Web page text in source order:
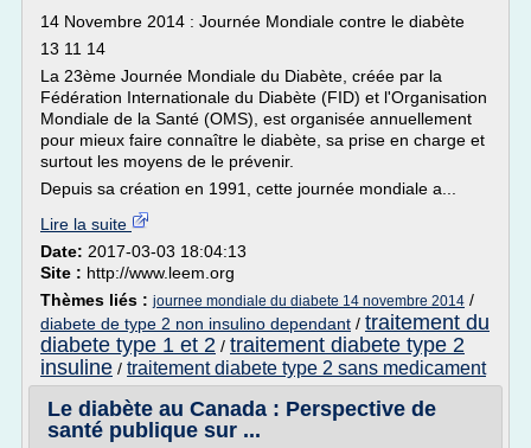
14 Novembre 2014 : Journée Mondiale contre le diabète
13 11 14
La 23ème Journée Mondiale du Diabète, créée par la
Fédération Internationale du Diabète (FID) et l'Organisation
Mondiale de la Santé (OMS), est organisée annuellement
pour mieux faire connaître le diabète, sa prise en charge et
surtout les moyens de le prévenir.
Depuis sa création en 1991, cette journée mondiale a...
Lire la suite
Date: 2017-03-03 18:04:13
Site : http://www.leem.org
Thèmes liés : journee mondiale du diabete 14 novembre 2014 /
diabete de type 2 non insulino dependant / traitement du
diabete type 1 et 2 / traitement diabete type 2
insuline / traitement diabete type 2 sans medicament
Le diabète au Canada : Perspective de
santé publique sur ...